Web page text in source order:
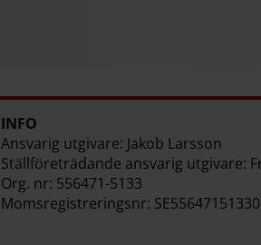
INFO
Ansvarig utgivare: Jakob Larsson
Ställföreträdande ansvarig utgivare:
Org. nr: 556471-5133
Momsregistreringsnr: